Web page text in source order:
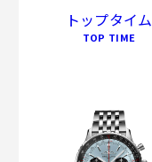
トップタイム
TOP TIME